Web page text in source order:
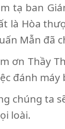
tạ ban
là Hòa
Mẫn đã
ơn Thầy
đánh
chúng ta
loài.